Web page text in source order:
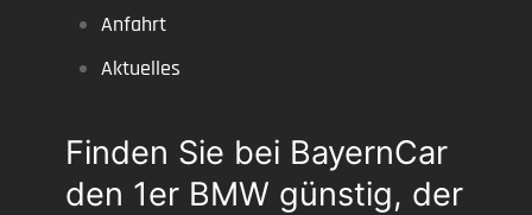
Anfahrt
Aktuelles
Finden Sie bei BayernCar
den 1er BMW günstig, der